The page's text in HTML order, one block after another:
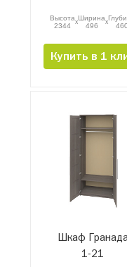
Высота
2344
xШирина
496
x
460
Купить в 1
Шкаф
1-21